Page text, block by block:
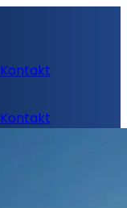
Kontakt
Kontakt